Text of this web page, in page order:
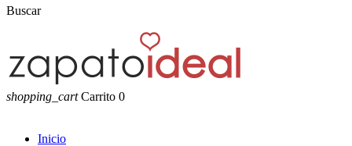
Buscar
shopping_cart Carrito 0
Inicio